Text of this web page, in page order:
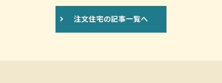
注文住宅の記事一覧へ